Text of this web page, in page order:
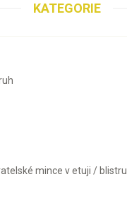
KATEGORIE
mince v etuji / blistru